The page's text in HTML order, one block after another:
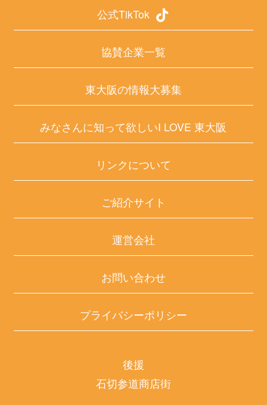
公式TikTok
協賛企業一覧
東大阪の情報大募集
みなさんに知って欲しいI LOVE 東大阪
リンクについて
ご紹介サイト
運営会社
お問い合わせ
プライバシーポリシー
後援
石切参道商店街